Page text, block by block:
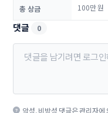
총 상금 100만 원
댓글 0
악성, 비방성 댓글은 관리자